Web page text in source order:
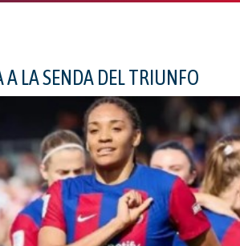
A LA SENDA DEL TRIUNFO